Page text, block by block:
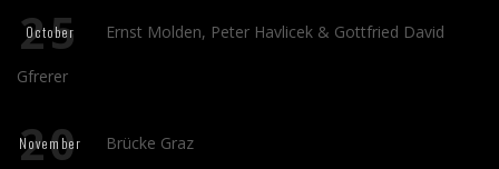
25
October Ernst Molden, Peter Havlicek & Gottfried David
Gfrerer
20
November Brücke Graz